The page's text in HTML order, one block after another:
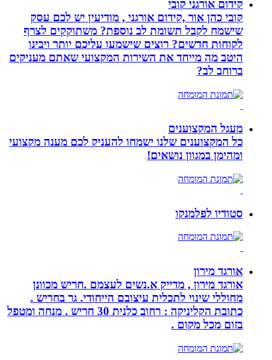
קידום אורגני קובי
קובי כהן אור ,קידום אורגני , מודיעין יש לכם עסק
שישמח לקבל תשומת לב נוספת? משתוקקים לצרף
לקוחות חדשים? רוצים שישמעו עליכם יותר ויבינו
היטב מה מייחד את השירות המקצועי שאתם מעניקים
ברוחב לב?
מעגל המקצוענים
כל המקצוענים שלנו ישמחו להעניק לכם מענה מקצועי
ומהימן במגוון נושאים!
סטודיו לפלמנקו
אורגד מירון
אורגד מירון , מדייק א.נשים לעצמם .חריש מכוונן
מחוללי שינוי לתכלית עיצובם הייחודי. גר בחריש .
כתובת הקליניקה : רחוב כלנית 30 חריש . מנחה ומטפל
בזום מכל מקום .